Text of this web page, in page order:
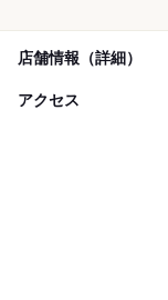
店舗情報（詳細）
アクセス